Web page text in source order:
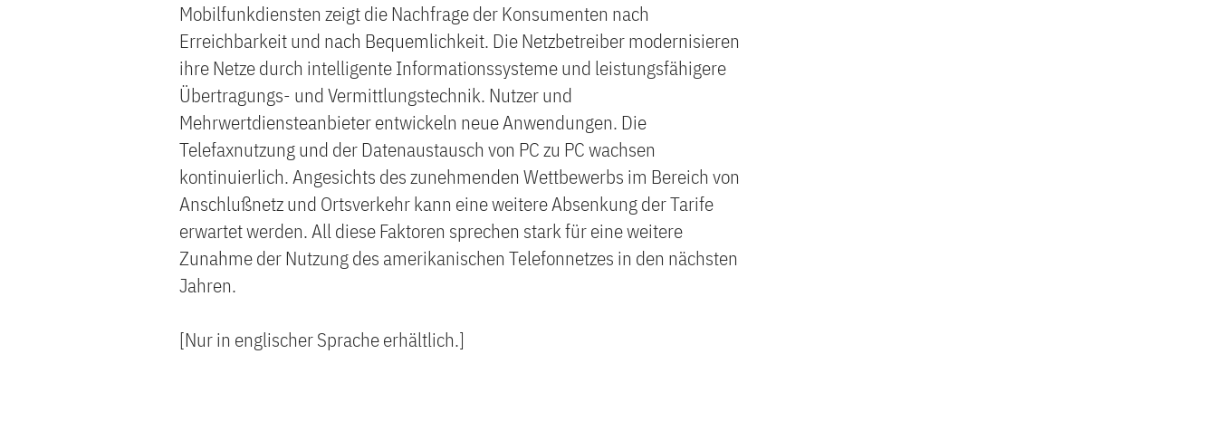
Mobilfunkdiensten zeigt die Nachfrage der Konsumenten nach
Erreichbarkeit und nach Bequemlichkeit. Die Netzbetreiber modernisieren
ihre Netze durch intelligente Informationssysteme und leistungsfähigere
Übertragungs- und Vermittlungstechnik. Nutzer und
Mehrwertdiensteanbieter entwickeln neue Anwendungen. Die
Telefaxnutzung und der Datenaustausch von PC zu PC wachsen
kontinuierlich. Angesichts des zunehmenden Wettbewerbs im Bereich von
Anschlußnetz und Ortsverkehr kann eine weitere Absenkung der Tarife
erwartet werden. All diese Faktoren sprechen stark für eine weitere
Zunahme der Nutzung des amerikanischen Telefonnetzes in den nächsten
Jahren.
[Nur in englischer Sprache erhältlich.]